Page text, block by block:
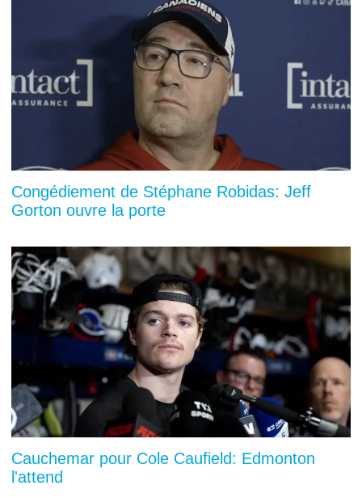
Congédiement de Stéphane Robidas: Jeff
Gorton ouvre la porte
Cauchemar pour Cole Caufield: Edmonton
l'attend